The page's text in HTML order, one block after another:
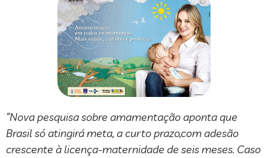
“Nova pesquisa sobre amamentação aponta que
Brasil só atingirá meta, a curto prazo,com adesão
crescente à licença-maternidade de seis meses. Caso